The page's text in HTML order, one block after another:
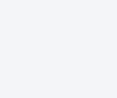
hondakinak eta ingurumena